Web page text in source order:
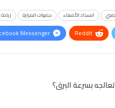
انسداد الأمعاء حصوات المرارة
ReddIt
Messenger
بسرعة البرق؟